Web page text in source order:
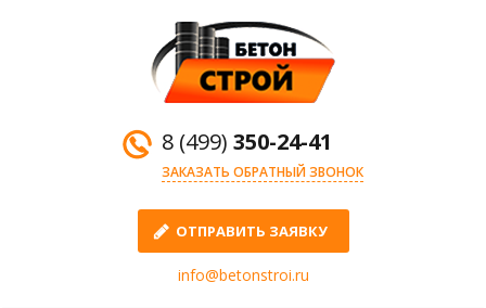
8 (499) 350-24-41
ЗАКАЗАТЬ ОБРАТНЫЙ ЗВОНОК
ОТПРАВИТЬ ЗАЯВКУ
info@betonstroi.ru